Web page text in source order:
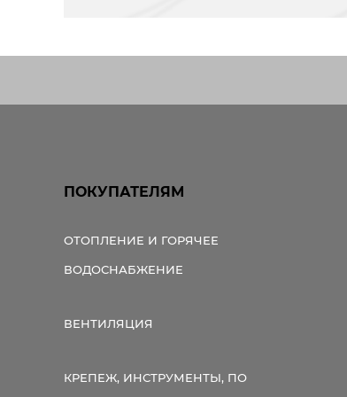
ПОКУПАТЕЛЯМ
ОТОПЛЕНИЕ И ГОРЯЧЕЕ
ВОДОСНАБЖЕНИЕ
ВЕНТИЛЯЦИЯ
КРЕПЕЖ, ИНСТРУМЕНТЫ, ПО